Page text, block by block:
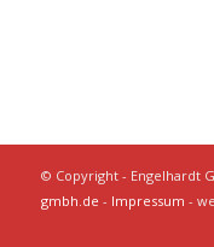
© Copyright - Engelhardt
gmbh.de - Impressum -